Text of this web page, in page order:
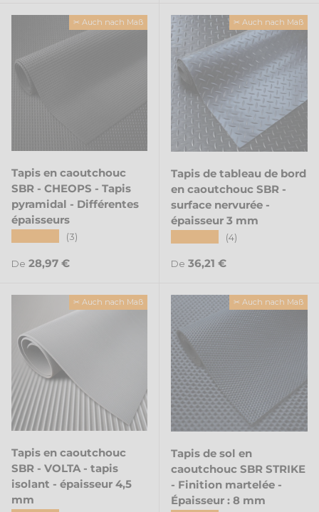
✂ Auch nach Maß
Tapis en caoutchouc
SBR - CHEOPS - Tapis
pyramidal - Différentes
épaisseurs
(3)
Prix habituel
De 28,97 €
✂ Auch nach Maß
Tapis de tableau de bord
en caoutchouc SBR -
surface nervurée -
épaisseur 3 mm
(4)
Prix habituel
De 36,21 €
✂ Auch nach Maß
Tapis en caoutchouc
SBR - VOLTA - tapis
isolant - épaisseur 4,5
mm
✂ Auch nach Maß
Tapis de sol en
caoutchouc SBR STRIKE
- Finition martelée -
Épaisseur : 8 mm